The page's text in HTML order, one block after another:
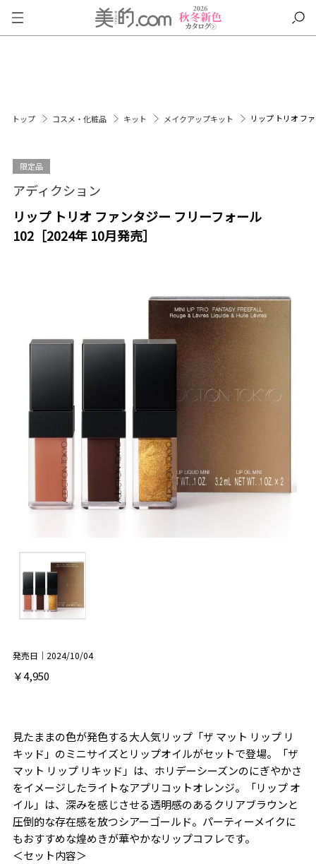
トップ コスメ・化粧品 キット メイクアップキット リップ トリオ フ
限定品
アディクション
リップ トリオ ファンタジー フリーフォール
102［2024年 10月発売］
発売日｜2024/10/04
￥4,950
見たままの色が発色する大人気リップ「ザ マット リップ リ
キッド」のミニサイズとリップオイルがセットで登場。「ザ
マット リップ リキッド」は、ホリデーシーズンのにぎやかさ
をイメージしたライトなアプリコットオレンジ。「リップ オ
イル」は、深みを感じさせる透明感のあるクリアブラウンと
圧倒的な存在感を放つシアーゴールド。パーティーメイクに
もおすすめな煌めきが華やかなリップコフレです。
＜セット内容＞